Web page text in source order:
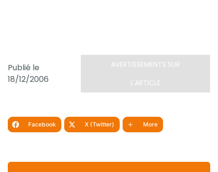
Publié le
18/12/2006
AVERTISSEMENTS SUR
L'ARTICLE
Facebook X (Twitter) More